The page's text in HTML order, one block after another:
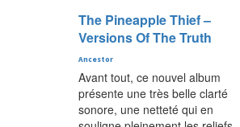
The Pineapple Thief –
Versions Of The Truth
Ancestor
Avant tout, ce nouvel album
présente une très belle clarté
sonore, une netteté qui en